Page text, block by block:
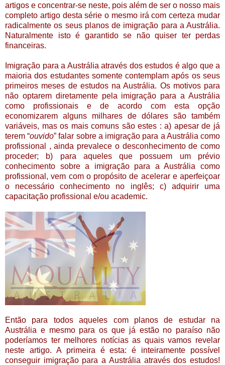
artigos e concentrar-se neste, pois além de ser o nosso mais
completo artigo desta série o mesmo irá com certeza mudar
radicalmente os seus planos de imigração para a Austrália.
Naturalmente isto é garantido se não quiser ter perdas
financeiras.
Imigração para a Austrália através dos estudos é algo que a
maioria dos estudantes somente contemplam após os seus
primeiros meses de estudos na Austrália. Os motivos para
não optarem diretamente pela imigração para a Austrália
como profissionais e de acordo com esta opção
economizarem alguns milhares de dólares são também
variáveis, mas os mais comuns são estes : a) apesar de já
terem “ouvido” falar sobre a imigração para a Austrália como
profissional , ainda prevalece o desconhecimento de como
proceder; b) para aqueles que possuem um prévio
conhecimento sobre a imigração para a Austrália como
profissional, vem com o propósito de acelerar e aperfeiçoar
o necessário conhecimento no inglês; c) adquirir uma
capacitação profissional e/ou academic.
Então para todos aqueles com planos de estudar na
Austrália e mesmo para os que já estão no paraíso não
poderíamos ter melhores notícias as quais vamos revelar
neste artigo. A primeira é esta: é inteiramente possível
conseguir imigração para a Austrália através dos estudos!